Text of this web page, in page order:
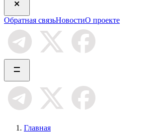
Обратная связьНовостиО проекте
Главная